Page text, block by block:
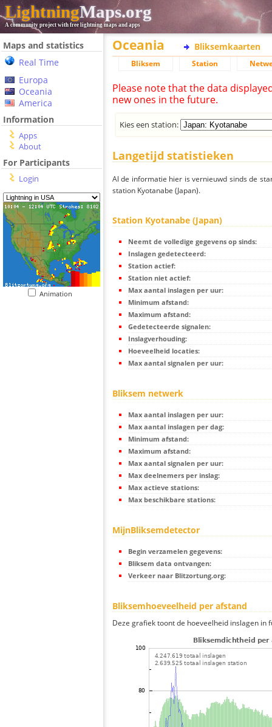
LightningMaps.org
A community project with free lightning maps and apps
Maps and statistics
Real Time
Europa
Oceania
America
Information
Apps
About
For Participants
Login
Animation
Oceania Bliksemkaarten
Bliksem Station
Please note that the data
new ones in the future.
Kies een station:
Langetijd statistieken
Al de informatie hier is vernieuwd sinds de
station Kyotanabe (Japan).
Station Kyotanabe (Japan)
Neemt de volledige gegevens op sinds:
Inslagen gedetecteerd:
Station actief:
Station niet actief:
Max aantal inslagen per uur:
Minimum afstand:
Maximum afstand:
Gedetecteerde signalen:
Inslagverhouding:
Hoeveelheid locaties:
Max aantal signalen per uur:
Bliksem netwerk
Max aantal inslagen per uur:
Max aantal inslagen per dag:
Minimum afstand:
Maximum afstand:
Max aantal signalen per uur:
Max deelnemers per inslag:
Max actieve stations:
Max beschikbare stations:
MijnBliksemdetector
Begin verzamelen gegevens:
Bliksem data ontvangen:
Verkeer naar Blitzortung.org:
Bliksemhoeveelheid per afstand
Deze grafiek toont de hoeveelheid inslagen in